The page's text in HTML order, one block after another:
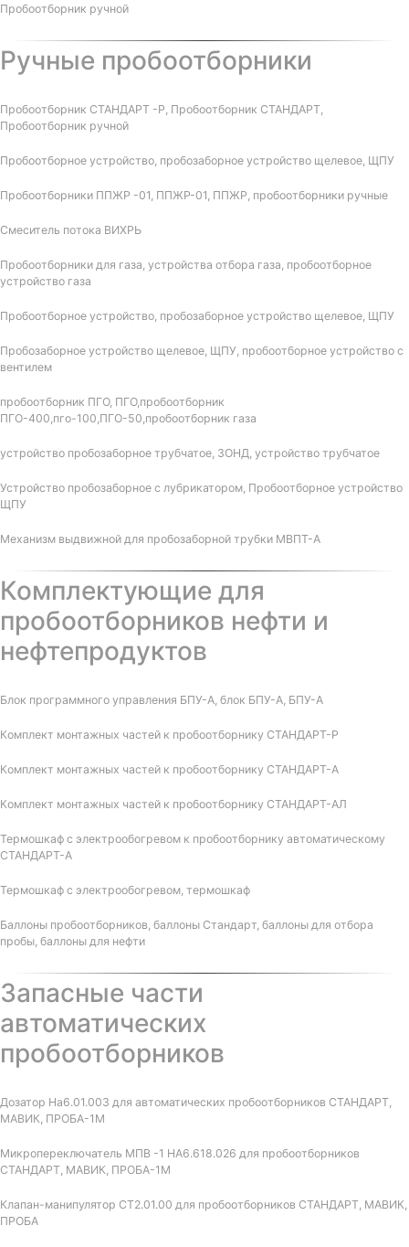
Пробоотборник ручной
Ручные пробоотборники
Пробоотборник СТАНДАРТ -Р, Пробоотборник СТАНДАРТ,
Пробоотборник ручной
Пробоотборное устройство, пробозаборное устройство щелевое, ЩПУ
Пробоотборники ППЖР -01, ППЖР-01, ППЖР, пробоотборники ручные
Смеситель потока ВИХРЬ
Пробоотборники для газа, устройства отбора газа, пробоотборное
устройство газа
Пробоотборное устройство, пробозаборное устройство щелевое, ЩПУ
Пробозаборное устройство щелевое, ЩПУ, пробоотборное устройство с
вентилем
пробоотборник ПГО, ПГО,пробоотборник
ПГО-400,пго-100,ПГО-50,пробоотборник газа
устройство пробозаборное трубчатое, ЗОНД, устройство трубчатое
Устройство пробозаборное с лубрикатором, Пробоотборное устройство
ЩПУ
Механизм выдвижной для пробозаборной трубки МВПТ-А
Комплектующие для
пробоотборников нефти и
нефтепродуктов
Блок программного управления БПУ-А, блок БПУ-А, БПУ-А
Комплект монтажных частей к пробоотборнику СТАНДАРТ-Р
Комплект монтажных частей к пробоотборнику СТАНДАРТ-А
Комплект монтажных частей к пробоотборнику СТАНДАРТ-АЛ
Термошкаф с электрообогревом к пробоотборнику автоматическому
СТАНДАРТ-А
Термошкаф с электрообогревом, термошкаф
Баллоны пробоотборников, баллоны Стандарт, баллоны для отбора
пробы, баллоны для нефти
Запасные части
автоматических
пробоотборников
Дозатор На6.01.003 для автоматических пробоотборников СТАНДАРТ,
МАВИК, ПРОБА-1М
Микропереключатель МПВ -1 НА6.618.026 для пробоотборников
СТАНДАРТ, МАВИК, ПРОБА-1М
Клапан-манипулятор СТ2.01.00 для пробоотборников СТАНДАРТ, МАВИК,
ПРОБА